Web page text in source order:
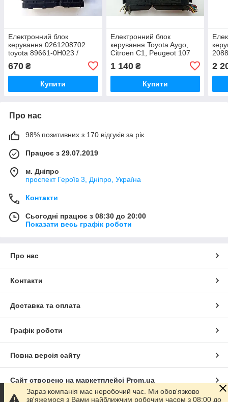
Електронний блок
керування 0261208702
toyota 89661-0H023 /
670 ₴
Купити
Електронний блок
керування Toyota Aygo,
Citroen C1, Peugeot 107
0261S04464 Bosch 89661-
0H070
1 140₴
Купити
2
Про нас
98% позитивних з 170 відгуків за рік
Працює з 29.07.2019
м. Дніпро
проспект Героїв 3, Дніпро, Україна
Контакти
Сьогодні працює з 08:30 до 20:00
Показати весь графік роботи
Про нас
Контакти
Доставка та оплата
Графік роботи
Повна версія сайту
Сайт створено на маркетплейсі Prom.ua
Зараз компанія має неробочий час. Ми обов'язково
зв'яжемося з Вами найближчим робочим часом з 08:00 до